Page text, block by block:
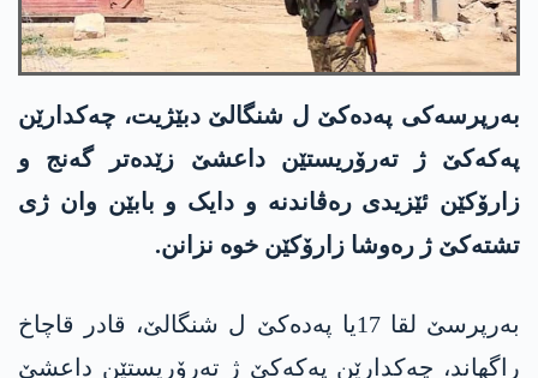
بەرپرسەکی پەدەکێ ل شنگالێ دبێژیت، چەکدارێن
پەکەکێ ژ تەرۆریستێن داعشێ زێدەتر گەنج و
زارۆکێن ئێزیدی رەڤاندنە و دایک و بابێن وان ژی
تشتەکێ ژ رەوشا زارۆکێن خوە نزانن.
بەرپرسێ لقا 17یا پەدەکێ ل شنگالێ، قادر قاچاخ
راگهاند، چەکدارێن پەکەکێ ژ تەرۆریستێن داعشێ